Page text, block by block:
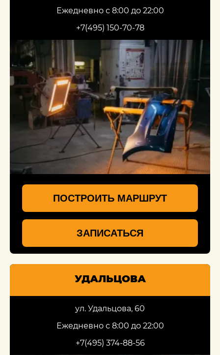
Ежедневно с 8:00 до 22:00
+7(495) 150-70-78
ПОСТРОИТЬ МАРШРУТ
ЗАПИСАТЬСЯ
УДАЛЬЦОВА
ул. Удальцова, 60
Ежедневно с 8:00 до 22:00
+7(495) 374-88-56